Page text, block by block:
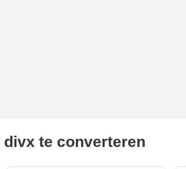
te converteren